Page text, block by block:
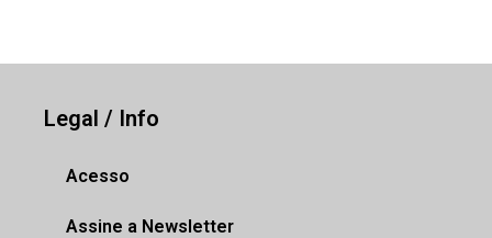
Legal / Info
Acesso
Assine a Newsletter